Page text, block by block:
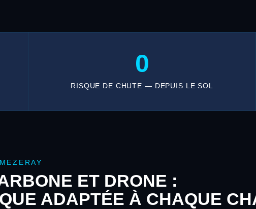
0
RISQUE DE CHUTE — DEPUIS LE SOL
ET DRONE :
ADAPTÉE À CHAQUE